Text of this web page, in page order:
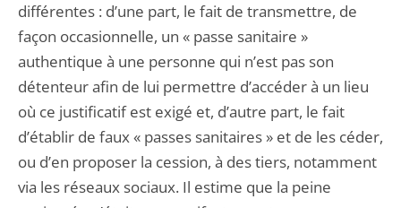
différentes : d’une part, le fait de transmettre, de
façon occasionnelle, un « passe sanitaire »
authentique à une personne qui n’est pas son
détenteur afin de lui permettre d’accéder à un lieu
où ce justificatif est exigé et, d’autre part, le fait
d’établir de faux « passes sanitaires » et de les céder,
ou d’en proposer la cession, à des tiers, notamment
via les réseaux sociaux. Il estime que la peine